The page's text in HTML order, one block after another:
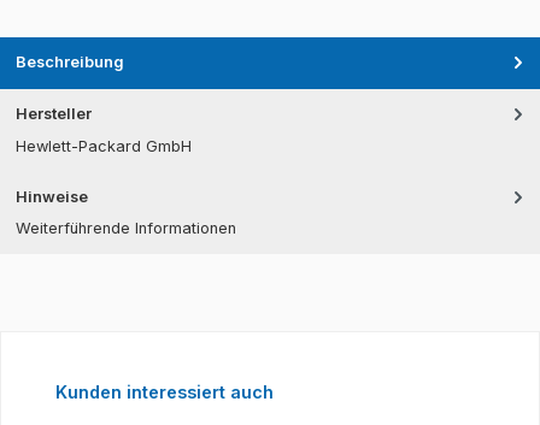
Beschreibung
Hersteller
Hewlett-Packard GmbH
Hinweise
Weiterführende Informationen
Produktgalerie überspringen
Kunden interessiert auch